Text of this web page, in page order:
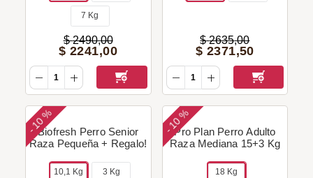
7 Kg
$ 2490,00
$ 2241,00
$ 2635,00
$ 2371,50
-
10 %
Biofresh Perro Senior
Raza Pequeña + Regalo!
10,1 Kg 3 Kg
-
10 %
Pro Plan Perro Adulto
Raza Mediana 15+3 Kg
18 Kg